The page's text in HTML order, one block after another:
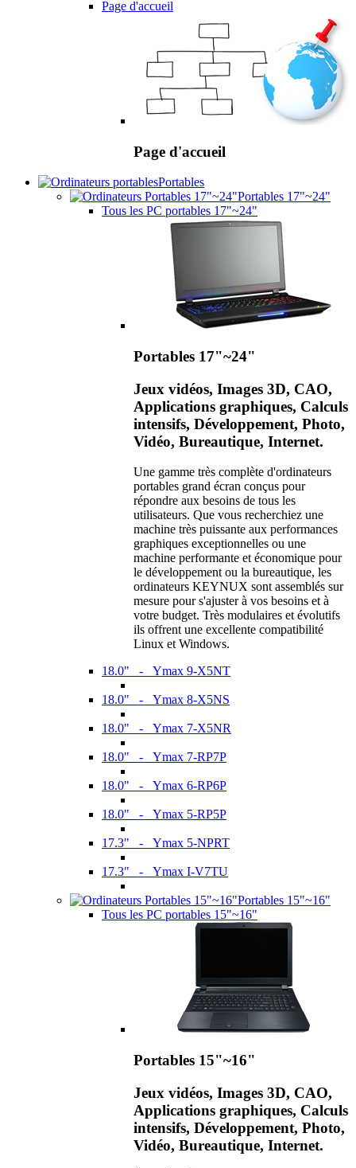
Page d'accueil
Page d'accueil
Portables
Portables 17"~24"
Tous les PC portables 17"~24"
Portables 17"~24"
Jeux vidéos, Images 3D, CAO,
Applications graphiques, Calculs
intensifs, Développement, Photo,
Vidéo, Bureautique, Internet.
Une gamme très complète d'ordinateurs
portables grand écran conçus pour
répondre aux besoins de tous les
utilisateurs. Que vous recherchiez une
machine très puissante aux performances
graphiques exceptionnelles ou une
machine performante et économique pour
le développement ou la bureautique, les
ordinateurs KEYNUX sont assemblés sur
mesure pour s'ajuster à vos besoins et à
votre budget. Très modulaires et évolutifs
ils offrent une excellente compatibilité
Linux et Windows.
18.0" - Ymax 9-X5NT
18.0" - Ymax 8-X5NS
18.0" - Ymax 7-X5NR
18.0" - Ymax 7-RP7P
18.0" - Ymax 6-RP6P
18.0" - Ymax 5-RP5P
17.3" - Ymax 5-NPRT
17.3" - Ymax I-V7TU
Portables 15"~16"
Tous les PC portables 15"~16"
Portables 15"~16"
Jeux vidéos, Images 3D, CAO,
Applications graphiques, Calculs
intensifs, Développement, Photo,
Vidéo, Bureautique, Internet.